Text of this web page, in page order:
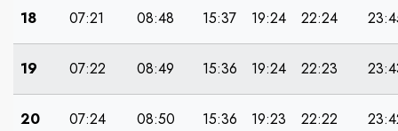
18 07:21 08:48 15:37 19:24 22:24
19 07:22 08:49 15:36 19:24 22:23
20 07:24 08:50 15:36 19:23 22:22